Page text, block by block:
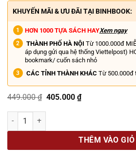
KHUYẾN MÃI & ƯU ĐÃI TẠI BINHBOOK:
HƠN 1000 TỰA SÁCH HAYXem ngay
THÀNH PHỐ HÀ NỘI Từ 1000.000đ
áp dụng gửi qua hệ thống Viettelpost)
bookmark/ cuốn sách nhỏ
CÁC TỈNH THÀNH KHÁC Từ 500.000đ
449.000₫ Giá
là:
405.000 ₫Giá
hiện
(Combo 2 cuốn) NHÌN LẠI QUÁ KHỨ -
THÊM VÀO GIỎ